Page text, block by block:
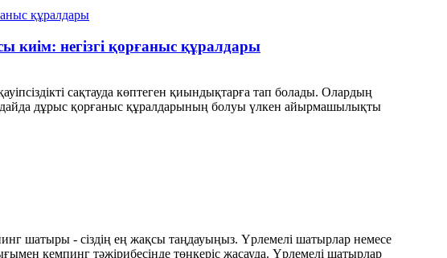
киім: негізгі қорғаныс құралдары
сақтауда көптеген қиындықтарға тап болады. Олардың
дұрыс қорғаныс құралдарының болуы үлкен айырмашылықты
шатыры - сіздің ең жақсы таңдауыңыз. Үрлемелі шатырлар немесе
кемпинг тәжірибесінде төңкеріс жасауда. Үрлемелі шатырлар